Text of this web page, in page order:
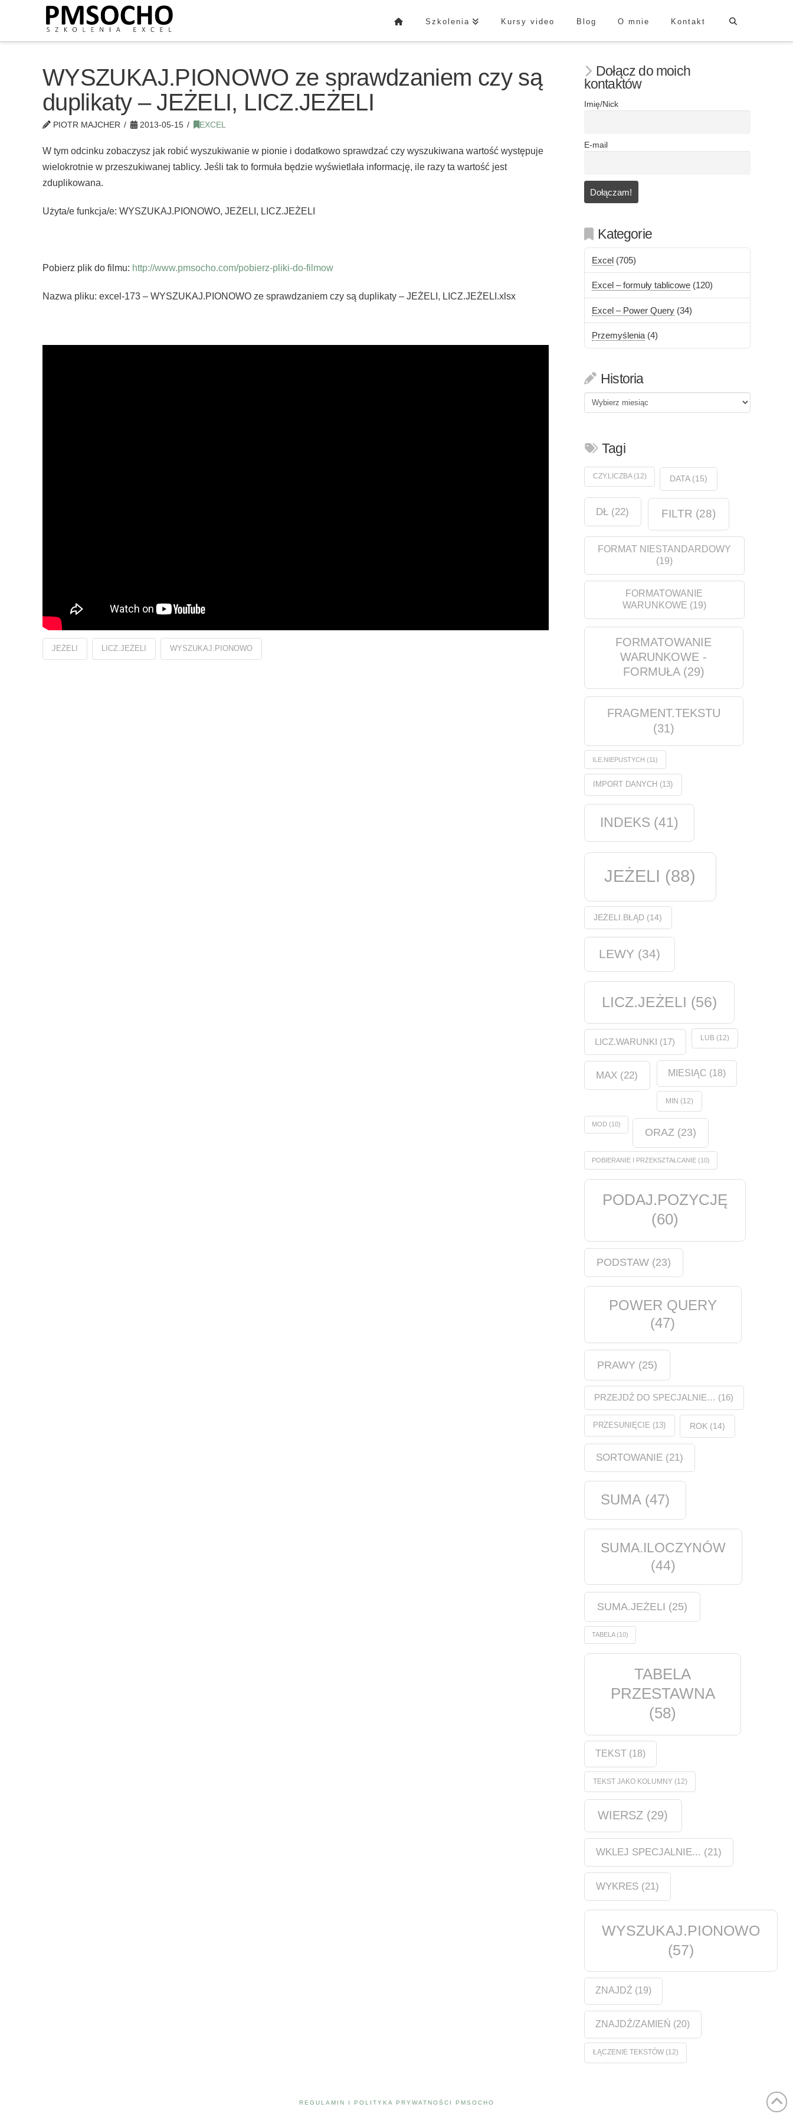
Szkolenia Kursy video Blog O mnie Kontakt
WYSZUKAJ.PIONOWO ze sprawdzaniem czy są
duplikaty – JEŻELI, LICZ.JEŻELI
PIOTR MAJCHER 2013-05-15 EXCEL
W tym odcinku zobaczysz jak robić wyszukiwanie w pionie i dodatkowo sprawdzać czy wyszukiwana wartość występuje
wielokrotnie w przeszukiwanej tablicy. Jeśli tak to formuła będzie wyświetlała informację, ile razy ta wartość jest
zduplikowana.
Użyta/e funkcja/e: WYSZUKAJ.PIONOWO, JEŻELI, LICZ.JEŻELI
Pobierz plik do filmu: http://www.pmsocho.com/pobierz-pliki-do-filmow
Nazwa pliku: excel-173 – WYSZUKAJ.PIONOWO ze sprawdzaniem czy są duplikaty – JEŻELI, LICZ.JEŻELI.xlsx
JEŻELI LICZ.JEŻELI WYSZUKAJ.PIONOWO
Dołącz do moich
kontaktów
Imię/Nick
E-mail
Kategorie
Excel (705)
Excel – formuły tablicowe (120)
Excel – Power Query (34)
Przemyślenia (4)
Historia
Historia
Tagi
CZY.LICZBA(12) DATA(15)
DŁ (22) FILTR (28)
FORMAT NIESTANDARDOWY
(19)
FORMATOWANIE
WARUNKOWE (19)
FORMATOWANIE
WARUNKOWE -
FORMUŁA(29)
FRAGMENT.TEKSTU
(31)
ILE.NIEPUSTYCH (11)
IMPORT DANYCH (13)
INDEKS (41)
JEŻELI (88)
JEŻELI.BŁĄD (14)
LEWY (34)
LICZ.JEŻELI (56)
LICZ.WARUNKI (17) LUB(12)
MAX (22) MIESIĄC (18)
MIN (12)
MOD(10)
ORAZ (23)
POBIERANIE I PRZEKSZTAŁCANIE(10)
PODAJ.POZYCJĘ
(60)
PODSTAW(23)
POWER QUERY
(47)
PRAWY(25)
PRZEJDŹ DO SPECJALNIE… (16)
PRZESUNIĘCIE (13) ROK (14)
SORTOWANIE(21)
SUMA(47)
SUMA.ILOCZYNÓW
(44)
SUMA.JEŻELI (25)
TABELA(10)
TABELA
PRZESTAWNA
(58)
TEKST(18)
TEKST JAKO KOLUMNY(12)
WIERSZ (29)
WKLEJ SPECJALNIE... (21)
WYKRES(21)
WYSZUKAJ.PIONOWO
(57)
ZNAJDŹ (19)
ZNAJDŹ/ZAMIEŃ (20)
ŁĄCZENIE TEKSTÓW(12)
REGULAMIN I POLITYKA PRYWATNOŚCI PMSOCHO